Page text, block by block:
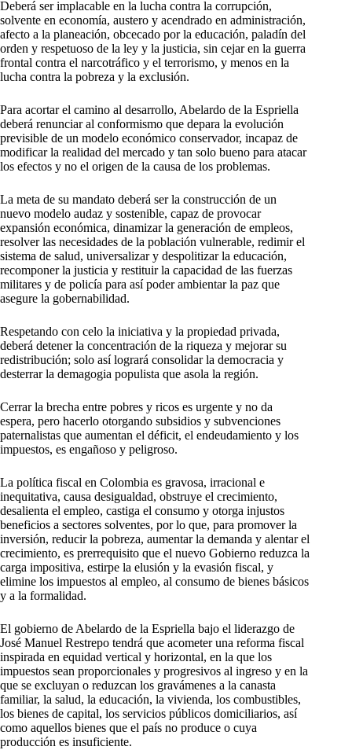
Deberá ser implacable en la lucha contra la corrupción,
solvente en economía, austero y acendrado en administración,
afecto a la planeación, obcecado por la educación, paladín del
orden y respetuoso de la ley y la justicia, sin cejar en la guerra
frontal contra el narcotráfico y el terrorismo, y menos en la
lucha contra la pobreza y la exclusión.
Para acortar el camino al desarrollo, Abelardo de la Espriella
deberá renunciar al conformismo que depara la evolución
previsible de un modelo económico conservador, incapaz de
modificar la realidad del mercado y tan solo bueno para atacar
los efectos y no el origen de la causa de los problemas.
La meta de su mandato deberá ser la construcción de un
nuevo modelo audaz y sostenible, capaz de provocar
expansión económica, dinamizar la generación de empleos,
resolver las necesidades de la población vulnerable, redimir el
sistema de salud, universalizar y despolitizar la educación,
recomponer la justicia y restituir la capacidad de las fuerzas
militares y de policía para así poder ambientar la paz que
asegure la gobernabilidad.
Respetando con celo la iniciativa y la propiedad privada,
deberá detener la concentración de la riqueza y mejorar su
redistribución; solo así logrará consolidar la democracia y
desterrar la demagogia populista que asola la región.
Cerrar la brecha entre pobres y ricos es urgente y no da
espera, pero hacerlo otorgando subsidios y subvenciones
paternalistas que aumentan el déficit, el endeudamiento y los
impuestos, es engañoso y peligroso.
La política fiscal en Colombia es gravosa, irracional e
inequitativa, causa desigualdad, obstruye el crecimiento,
desalienta el empleo, castiga el consumo y otorga injustos
beneficios a sectores solventes, por lo que, para promover la
inversión, reducir la pobreza, aumentar la demanda y alentar el
crecimiento, es prerrequisito que el nuevo Gobierno reduzca la
carga impositiva, estirpe la elusión y la evasión fiscal, y
elimine los impuestos al empleo, al consumo de bienes básicos
y a la formalidad.
El gobierno de Abelardo de la Espriella bajo el liderazgo de
José Manuel Restrepo tendrá que acometer una reforma fiscal
inspirada en equidad vertical y horizontal, en la que los
impuestos sean proporcionales y progresivos al ingreso y en la
que se excluyan o reduzcan los gravámenes a la canasta
familiar, la salud, la educación, la vivienda, los combustibles,
los bienes de capital, los servicios públicos domiciliarios, así
como aquellos bienes que el país no produce o cuya
producción es insuficiente.